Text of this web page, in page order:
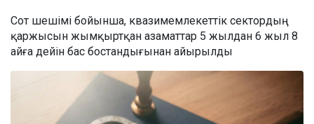
Сот шешімі бойынша, квазимемлекеттік сектордың
қаржысын жымқыртқан азаматтар 5 жылдан 6 жыл 8
айға дейін бас бостандығынан айырылды